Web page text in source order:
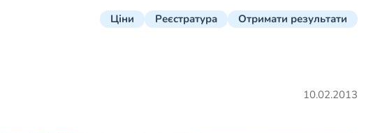
Ціни Реєстратура Отримати результати
10.02.2013